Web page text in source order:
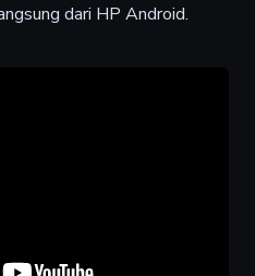
dari HP Android.